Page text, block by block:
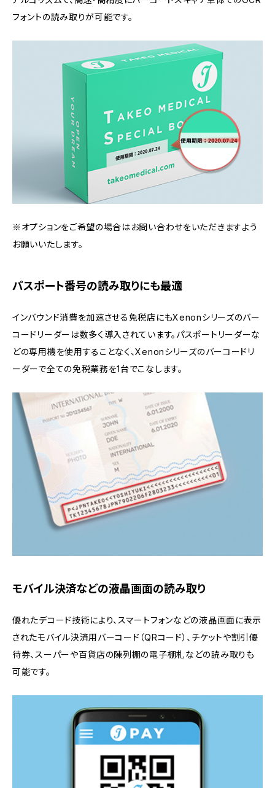
フォントの読み取りが可能です。
※オプションをご希望の場合はお問い合わせをいただきますよう
お願いいたします。
パスポート番号の読み取りにも最適
インバウンド消費を加速させる免税店にもXenonシリーズのバー
コードリーダーは数多く導入されています。パスポートリーダーな
どの専用機を使用することなく、Xenonシリーズのバーコードリ
ーダーで全ての免税業務を1台でこなします。
モバイル決済などの液晶画面の読み取り
優れたデコード技術により、スマートフォンなどの液晶画面に表示
されたモバイル決済用バーコード（QRコード）、チケットや割引優
待券、スーパーや百貨店の陳列棚の電子棚札などの読み取りも
可能です。